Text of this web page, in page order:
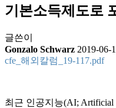
기본소득제도로
글쓴이
Gonzalo Schwarz 2019-06-
cfe_해외칼럼_19-117.pdf
최근 인공지능(AI; Artificial